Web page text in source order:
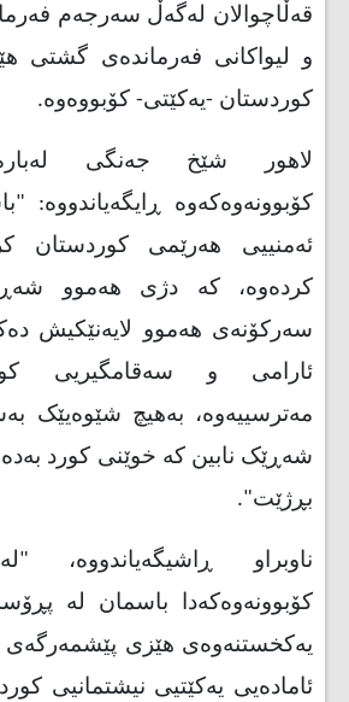
قەڵاچوالان لەگەڵ سەرجەم
و لیواکانی فەرماندەی گشتی
کوردستان -یه‌كێتی‌- کۆبووەوە.
لاهور شێخ جه‌نگی‌
كۆبوونه‌وه‌كه‌وه‌ ڕایگه‌یاندووه‌:
ئەمنییی هەرێمی کوردستان
کردەوە، کە دژی هەموو
سەرکۆنەی هەموو لایەنێکیش
ئارامی و سەقامگیریی
مەترسییەوە، بەهیچ شێوەیێک
شەڕێک نابین کە خوێنی کورد
بڕژێت."
ناوبراو ڕاشیگه‌یاندووه‌،
کۆبوونەوەکەدا باسمان لە
یەکخستنەوەی هێزی پێشمەرگەی
ئامادەیی یەکێتیی نیشتمانیی